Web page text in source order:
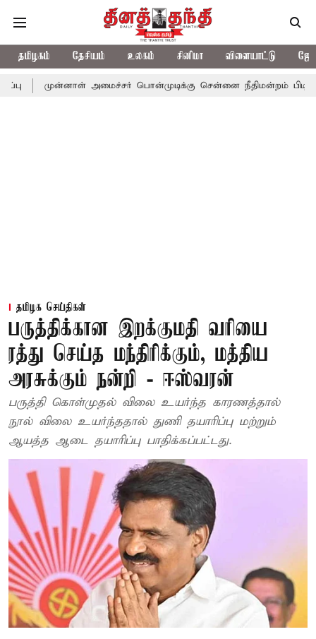
தமிழகம் தேசியம் உலகம் சினிமா விளையாட்டு
அமைச்சர் பொன்முடிக்கு சென்னை நீதிமன்றம் பிடிவாராண்ட்
தமிழக செய்திகள்
பருத்திக்கான இறக்குமதி வரியை
ரத்து செய்த மந்திரிக்கும், மத்திய
அரசுக்கும் நன்றி - ஈஸ்வரன்
பருத்தி கொள்முதல் விலை உயர்ந்த காரணத்தால்
நூல் விலை உயர்ந்ததால் துணி தயாரிப்பு மற்றும்
ஆயத்த ஆடை தயாரிப்பு பாதிக்கப்பட்டது.